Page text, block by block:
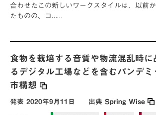
合わせたこの新しいワークスタイルは、以前
たものの、コ……
食物を栽培する音質や物流混乱時に
るデジタル工場などを含むパンデミ
市構想
発表 2020年9月11日 出典Spring Wise